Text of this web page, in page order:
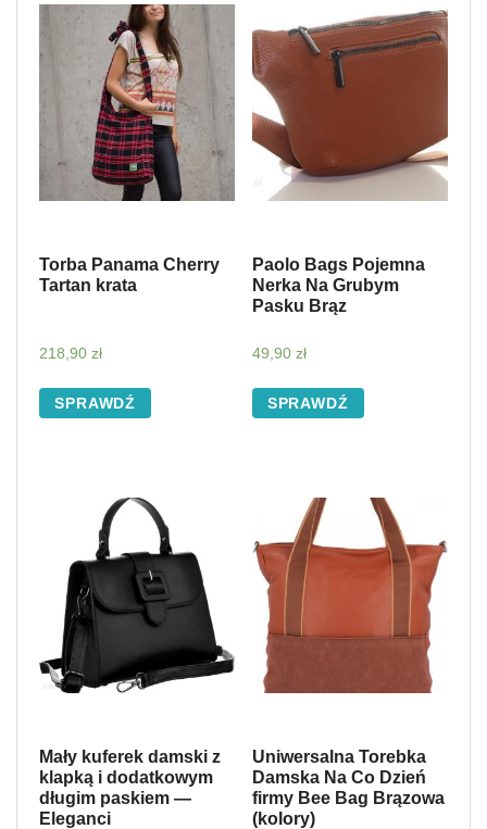
Torba Panama Cherry
Tartan krata
218,90 zł
SPRAWDŹ
Paolo Bags Pojemna
Nerka Na Grubym
Pasku Brąz
49,90 zł
SPRAWDŹ
Mały kuferek damski z
klapką i dodatkowym
długim paskiem —
Eleganci
Uniwersalna Torebka
Damska Na Co Dzień
firmy Bee Bag Brązowa
(kolory)